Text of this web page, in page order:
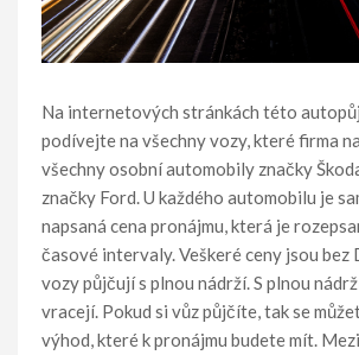
Na internetových stránkách této
podívejte na všechny vozy, které firma
všechny osobní automobily značky
značky Ford. U každého automobilu je
napsaná cena pronájmu, která je
časové intervaly. Veškeré ceny jsou bez
vozy půjčují s plnou nádrží. S plnou
vracejí. Pokud si vůz půjčíte, tak se
výhod, které k pronájmu budete mít.